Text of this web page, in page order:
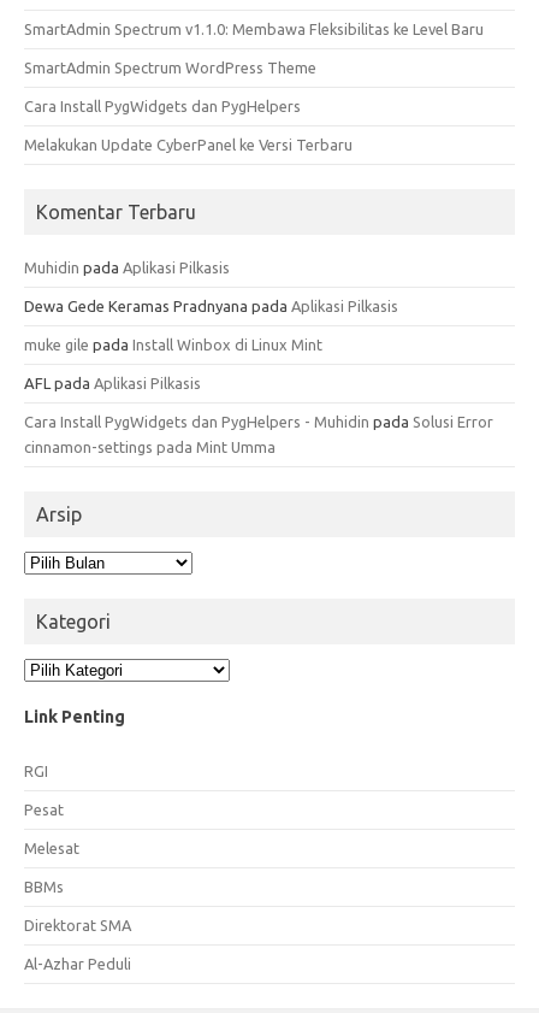
SmartAdmin Spectrum v1.1.0: Membawa Fleksibilitas ke Level Baru
SmartAdmin Spectrum WordPress Theme
Cara Install PygWidgets dan PygHelpers
Melakukan Update CyberPanel ke Versi Terbaru
Komentar Terbaru
Muhidin pada Aplikasi Pilkasis
Dewa Gede Keramas Pradnyana pada Aplikasi Pilkasis
muke gile pada Install Winbox di Linux Mint
AFL pada Aplikasi Pilkasis
Cara Install PygWidgets dan PygHelpers - Muhidin pada Solusi Error
cinnamon-settings pada Mint Umma
Arsip
Arsip
Kategori
Kategori
Link Penting
RGI
Pesat
Melesat
BBMs
Direktorat SMA
Al-Azhar Peduli